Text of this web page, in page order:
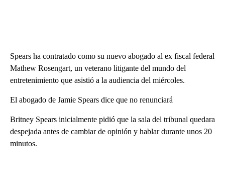
Spears ha contratado como su nuevo abogado al ex fiscal federal
Mathew Rosengart, un veterano litigante del mundo del
entretenimiento que asistió a la audiencia del miércoles.
El abogado de Jamie Spears dice que no renunciará
Britney Spears inicialmente pidió que la sala del tribunal quedara
despejada antes de cambiar de opinión y hablar durante unos 20
minutos.